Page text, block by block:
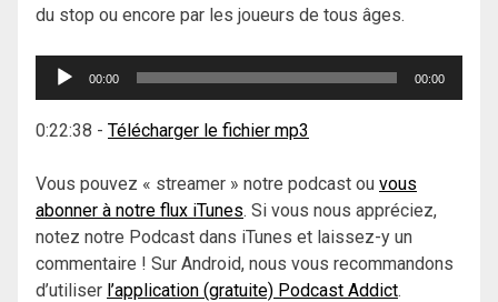
du stop ou encore par les joueurs de tous âges.
Lecteur
00:00 00:00
0:22:38 - Télécharger le fichier mp3
Vous pouvez « streamer » notre podcast ou vous
abonner à notre flux iTunes. Si vous nous appréciez,
notez notre Podcast dans iTunes et laissez-y un
commentaire ! Sur Android, nous vous recommandons
d’utiliser l’application (gratuite) Podcast Addict.